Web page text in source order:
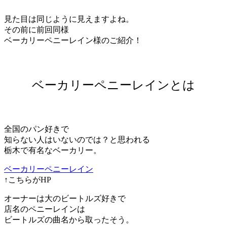
見た目は同じように見えますよね。
その前に前回同様
ベーカリーペニーレイン様のご紹介！
ベーカリーペニーレインとは
全国のパン好きで
知らない人はいないのでは？と思われる
栃木で有名なベーカリー。
ベーカリーペニーレイン
↑こちらがHP
オーナーは大のビートルズ好きで
店名のペニーレインは
ビートルズの曲名から取ったそう。